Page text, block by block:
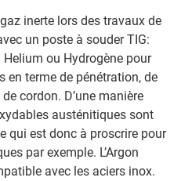
inerte lors des travaux de
un poste à souder TIG:
ou Hydrogène pour
en terme de pénétration, de
cordon. D’une manière
austénitiques sont
qui est donc à proscrire pour
par exemple. L’Argon
avec les aciers inox.